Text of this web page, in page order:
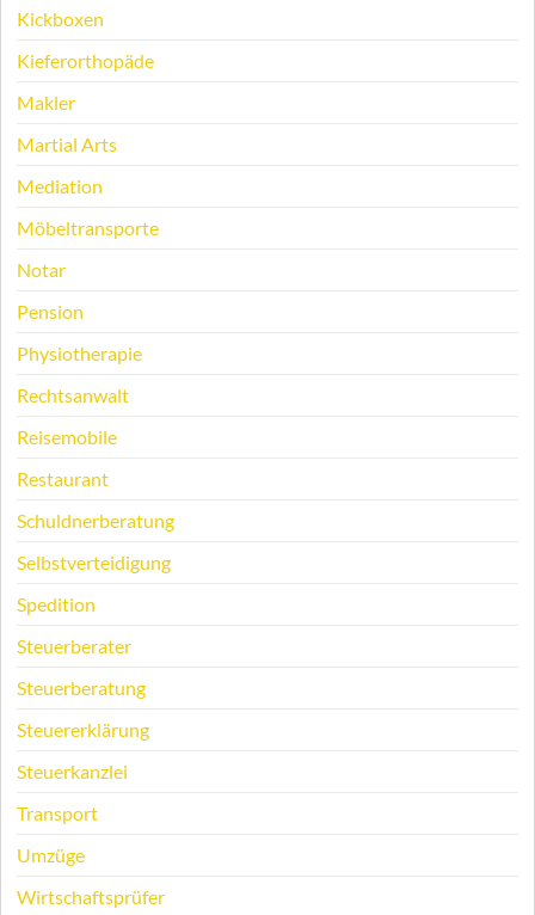
Kickboxen
Kieferorthopäde
Makler
Martial Arts
Mediation
Möbeltransporte
Notar
Pension
Physiotherapie
Rechtsanwalt
Reisemobile
Restaurant
Schuldnerberatung
Selbstverteidigung
Spedition
Steuerberater
Steuerberatung
Steuererklärung
Steuerkanzlei
Transport
Umzüge
Wirtschaftsprüfer